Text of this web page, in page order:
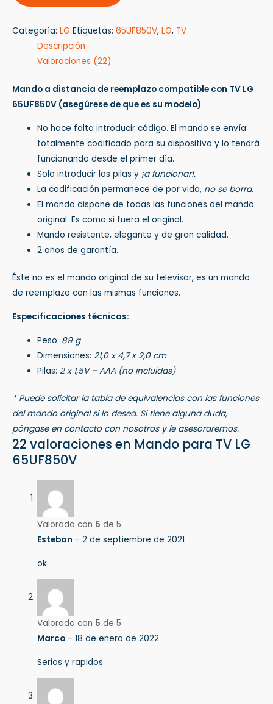
Categoría: LG Etiquetas: 65UF850V, LG, TV
Descripción
Valoraciones (22)
Mando a distancia de reemplazo compatible con TV LG
65UF850V (asegúrese de que es su modelo)
No hace falta introducir código. El mando se envía
totalmente codificado para su dispositivo y lo tendrá
funcionando desde el primer día.
Solo introducir las pilas y ¡a funcionar!.
La codificación permanece de por vida, no se borra.
El mando dispone de todas las funciones del mando
original. Es como si fuera el original.
Mando resistente, elegante y de gran calidad.
2 años de garantía.
Éste no es el mando original de su televisor, es un mando
de reemplazo con las mismas funciones.
Especificaciones técnicas:
Peso: 89 g
Dimensiones:21,0 x 4,7 x 2,0 cm
Pilas:2 x 1,5V – AAA (no incluidas)
* Puede solicitar la tabla de equivalencias con las funciones
del mando original si lo desea. Si tiene alguna duda,
póngase en contacto con nosotros y le asesoraremos.
22 valoraciones en Mando para TV LG
65UF850V
Valorado con 5 de 5
Esteban – 2 de septiembre de 2021
ok
Valorado con 5 de 5
Marco – 18 de enero de 2022
Serios y rapidos